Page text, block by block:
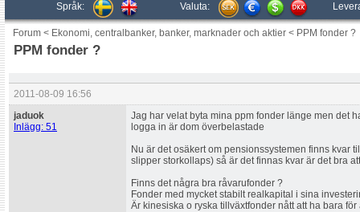
Språk: Valuta:
Forum < Ekonomi, centralbanker, banker, marknader och aktier < PPM fonder ?
PPM fonder ?
2011-08-09 16:56
jaduok
Inlägg: 51
Jag har velat byta mina ppm fonder länge men det
logga in är dom överbelastade
Nu är det osäkert om pensionssystemen finns kvar
slipper storkollaps) så är det finnas kvar är det bra
Finns det några bra råvarufonder ?
Fonder med mycket stabilt realkapital i sina
Är kinesiska o ryska tillväxtfonder nått att ha bara